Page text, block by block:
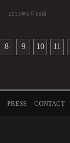
2013年5月16日
8 9 10 11
PRESS CONTACT